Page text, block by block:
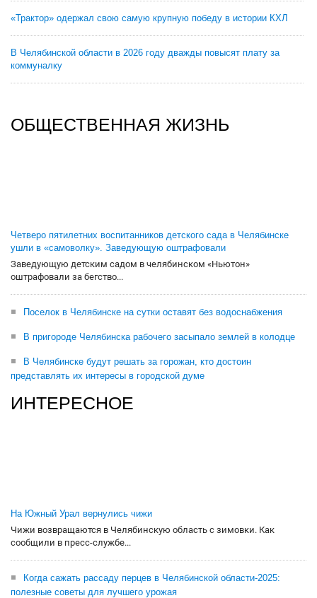
«Трактор» одержал свою самую крупную победу в истории КХЛ
В Челябинской области в 2026 году дважды повысят плату за
коммуналку
ОБЩЕСТВЕННАЯ ЖИЗНЬ
Четверо пятилетних воспитанников детского сада в Челябинске
ушли в «самоволку». Заведующую оштрафовали
Заведующую детским садом в челябинском «Ньютон»
оштрафовали за бегство...
Поселок в Челябинске на сутки оставят без водоснабжения
В пригороде Челябинска рабочего засыпало землей в колодце
В Челябинске будут решать за горожан, кто достоин
представлять их интересы в городской думе
ИНТЕРЕСНОЕ
На Южный Урал вернулись чижи
Чижи возвращаются в Челябинскую область с зимовки. Как
сообщили в пресс-службе...
Когда сажать рассаду перцев в Челябинской области-2025:
полезные советы для лучшего урожая